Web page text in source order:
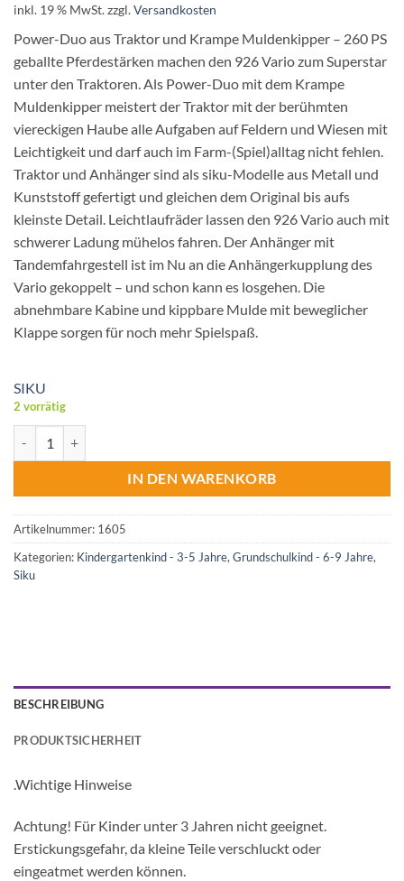
inkl. 19 % MwSt.zzgl.Versandkosten
Power-Duo aus Traktor und Krampe Muldenkipper – 260 PS
geballte Pferdestärken machen den 926 Vario zum Superstar
unter den Traktoren. Als Power-Duo mit dem Krampe
Muldenkipper meistert der Traktor mit der berühmten
viereckigen Haube alle Aufgaben auf Feldern und Wiesen mit
Leichtigkeit und darf auch im Farm-(Spiel)alltag nicht fehlen.
Traktor und Anhänger sind als siku-Modelle aus Metall und
Kunststoff gefertigt und gleichen dem Original bis aufs
kleinste Detail. Leichtlaufräder lassen den 926 Vario auch mit
schwerer Ladung mühelos fahren. Der Anhänger mit
Tandemfahrgestell ist im Nu an die Anhängerkupplung des
Vario gekoppelt – und schon kann es losgehen. Die
abnehmbare Kabine und kippbare Mulde mit beweglicher
Klappe sorgen für noch mehr Spielspaß.
SIKU
2 vorrätig
IN DEN WARENKORB
Artikelnummer: 1605
Kategorien: Kindergartenkind - 3-5 Jahre,Grundschulkind - 6-9 Jahre,
Siku
BESCHREIBUNG
PRODUKTSICHERHEIT
.Wichtige Hinweise
Achtung! Für Kinder unter 3 Jahren nicht geeignet.
Erstickungsgefahr, da kleine Teile verschluckt oder
eingeatmet werden können.